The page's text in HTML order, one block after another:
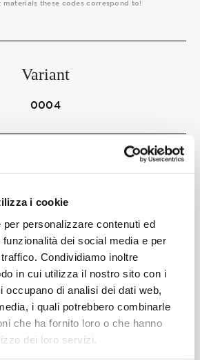
i cookie
personalizzare contenuti ed
dei social media e per
Condividiamo inoltre
in cui utilizza il nostro sito con i
occupano di analisi dei dati web,
i quali potrebbero combinarle
che ha fornito loro o che hanno
dei loro servizi.
materials these codes correspond to!
Variant
0004
390 G/MLIN
Height
146/150 CM